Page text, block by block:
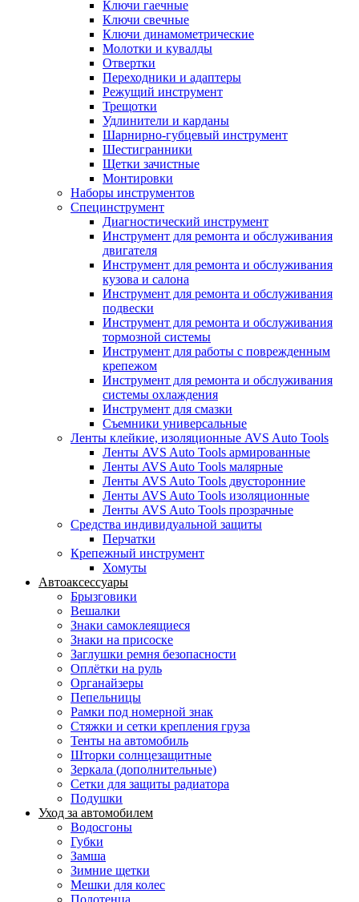
Ключи гаечные
Ключи свечные
Ключи динамометрические
Молотки и кувалды
Отвертки
Переходники и адаптеры
Режущий инструмент
Трещотки
Удлинители и карданы
Шарнирно-губцевый инструмент
Шестигранники
Щетки зачистные
Монтировки
Наборы инструментов
Специнструмент
Диагностический инструмент
Инструмент для ремонта и обслуживания
двигателя
Инструмент для ремонта и обслуживания
кузова и салона
Инструмент для ремонта и обслуживания
подвески
Инструмент для ремонта и обслуживания
тормозной системы
Инструмент для работы с поврежденным
крепежом
Инструмент для ремонта и обслуживания
системы охлаждения
Инструмент для смазки
Съемники универсальные
Ленты клейкие, изоляционные AVS Auto Tools
Ленты AVS Auto Tools армированные
Ленты AVS Auto Tools малярные
Ленты AVS Auto Tools двусторонние
Ленты AVS Auto Tools изоляционные
Ленты AVS Auto Tools прозрачные
Средства индивидуальной защиты
Перчатки
Крепежный инструмент
Хомуты
Автоаксессуары
Брызговики
Вешалки
Знаки самоклеящиеся
Знаки на присоске
Заглушки ремня безопасности
Оплётки на руль
Органайзеры
Пепельницы
Рамки под номерной знак
Стяжки и сетки крепления груза
Тенты на автомобиль
Шторки солнцезащитные
Зеркала (дополнительные)
Сетки для защиты радиатора
Подушки
Уход за автомобилем
Водосгоны
Губки
Замша
Зимние щетки
Мешки для колес
Полотенца